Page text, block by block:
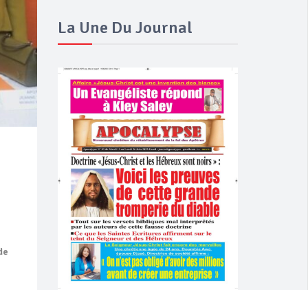
La Une Du Journal